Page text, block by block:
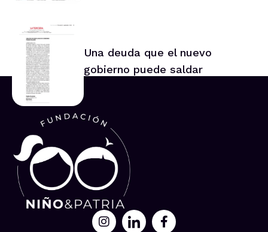
Una deuda que el nuevo
gobierno puede saldar